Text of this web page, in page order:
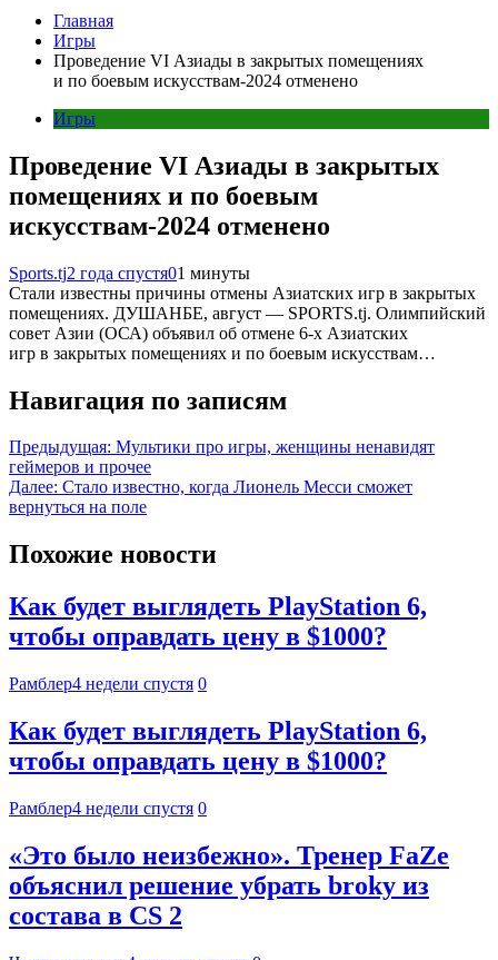
Главная
Игры
Проведение VI Азиады в закрытых помещениях
и по боевым искусствам-2024 отменено
Игры
Проведение VI Азиады в закрытых
помещениях и по боевым
искусствам-2024 отменено
Sports.tj2 года спустя01 минуты
Стали известны причины отмены Азиатских игр в закрытых
помещениях. ДУШАНБЕ, август — SPORTS.tj. Олимпийский
совет Азии (ОСА) объявил об отмене 6-х Азиатских
игр в закрытых помещениях и по боевым искусствам…
Навигация по записям
Предыдущая: Мультики про игры, женщины ненавидят
геймеров и прочее
Далее: Стало известно, когда Лионель Месси сможет
вернуться на поле
Похожие новости
Как будет выглядеть PlayStation 6,
чтобы оправдать цену в $1000?
Рамблер4 недели спустя 0
Как будет выглядеть PlayStation 6,
чтобы оправдать цену в $1000?
Рамблер4 недели спустя 0
«Это было неизбежно». Тренер FaZe
объяснил решение убрать broky из
состава в CS 2